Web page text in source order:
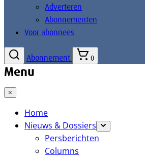
Adverteren
Abonnementen
Voor abonnees
Abonnement 0
Menu
×
Home
Nieuws & Dossiers
Persberichten
Columns